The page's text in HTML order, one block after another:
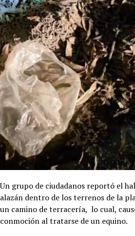
Un grupo de ciudadanos reportó el
alazán dentro de los terrenos de la
un camino de terracería, lo cual,
conmoción al tratarse de un equino.